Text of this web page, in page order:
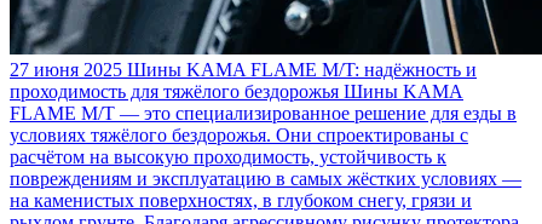
27 июня 2025 Шины KAMA FLAME M/T: надёжность и
проходимость для тяжёлого бездорожья Шины KAMA
FLAME M/T — это специализированное решение для езды в
условиях тяжёлого бездорожья. Они спроектированы с
расчётом на высокую проходимость, устойчивость к
повреждениям и эксплуатацию в самых жёстких условиях —
на каменистых поверхностях, в глубоком снегу, грязи и